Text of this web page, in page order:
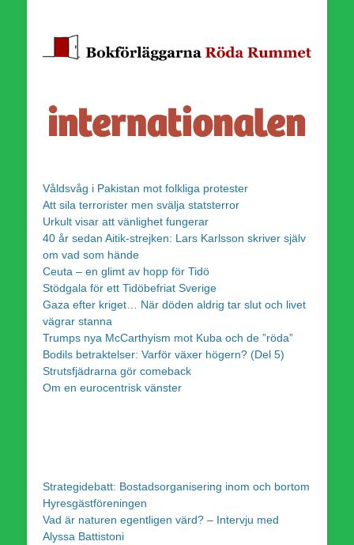
Våldsvåg i Pakistan mot folkliga protester
Att sila terrorister men svälja statsterror
Urkult visar att vänlighet fungerar
40 år sedan Aitik-strejken: Lars Karlsson skriver själv
om vad som hände
Ceuta – en glimt av hopp för Tidö
Stödgala för ett Tidöbefriat Sverige
Gaza efter kriget… När döden aldrig tar slut och livet
vägrar stanna
Trumps nya McCarthyism mot Kuba och de ”röda”
Bodils betraktelser: Varför växer högern? (Del 5)
Strutsfjädrarna gör comeback
Om en eurocentrisk vänster
Strategidebatt: Bostadsorganisering inom och bortom
Hyresgästföreningen
Vad är naturen egentligen värd? – Intervju med
Alyssa Battistoni